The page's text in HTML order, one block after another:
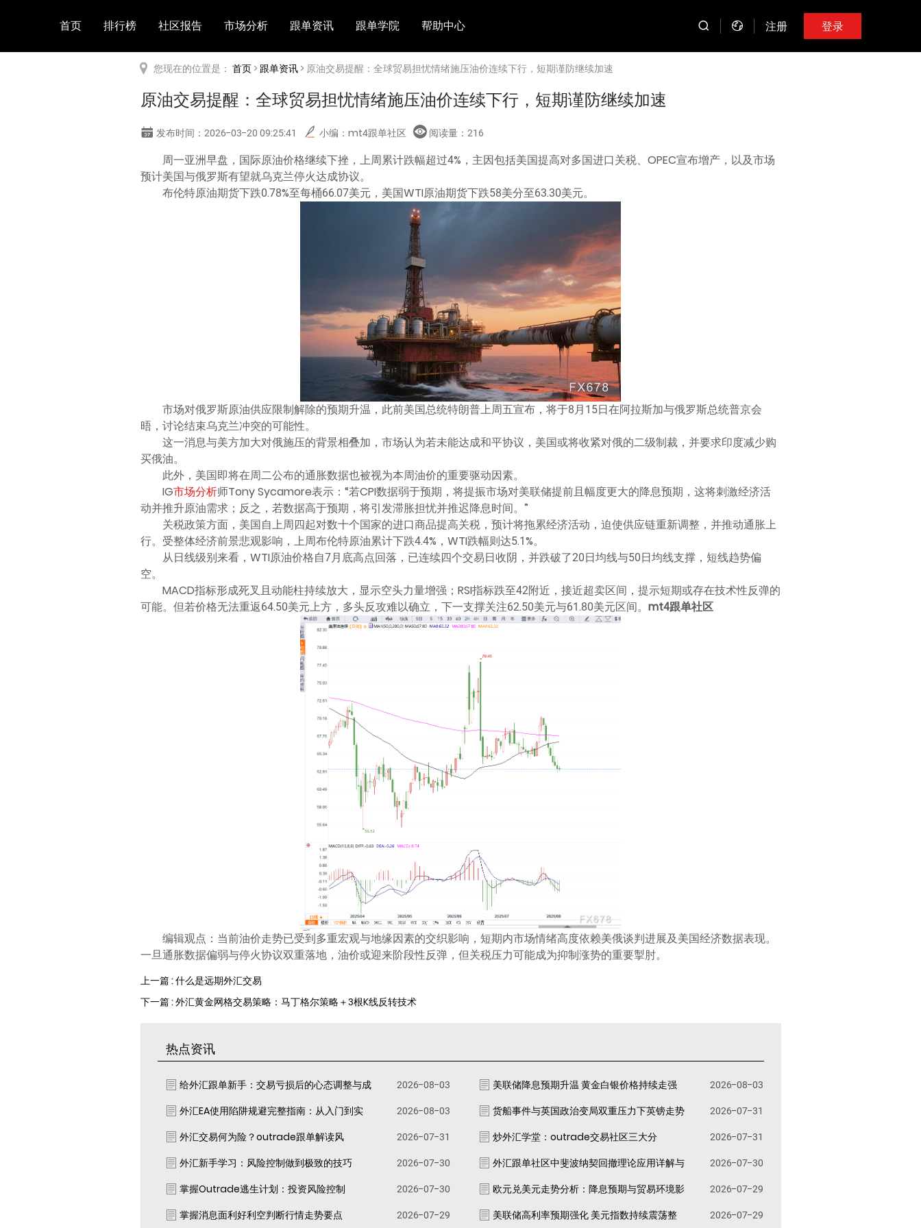
首页 排行榜 社区报告 市场分析 跟单资讯 跟单学院 帮助中心 注册 登录
您现在的位置是： 首页>跟单资讯> 原油交易提醒：全球贸易担忧情绪施压油价连续下行，短期谨防继续加速
原油交易提醒：全球贸易担忧情绪施压油价连续下行，短期谨防继续加速
发布时间：2026-03-20 09:25:41 小编：mt4跟单社区 阅读量： 216
周一亚洲早盘，国际原油价格继续下挫，上周累计跌幅超过4%，主因包括美国提高对多国进口关税、OPEC宣布增产，以及市场
预计美国与俄罗斯有望就乌克兰停火达成协议。
布伦特原油期货下跌0.78%至每桶66.07美元，美国WTI原油期货下跌58美分至63.30美元。
市场对俄罗斯原油供应限制解除的预期升温，此前美国总统特朗普上周五宣布，将于8月15日在阿拉斯加与俄罗斯总统普京会
晤，讨论结束乌克兰冲突的可能性。
这一消息与美方加大对俄施压的背景相叠加，市场认为若未能达成和平协议，美国或将收紧对俄的二级制裁，并要求印度减少购
买俄油。
此外，美国即将在周二公布的通胀数据也被视为本周油价的重要驱动因素。
IG市场分析师Tony Sycamore表示：“若CPI数据弱于预期，将提振市场对美联储提前且幅度更大的降息预期，这将刺激经济活
动并推升原油需求；反之，若数据高于预期，将引发滞胀担忧并推迟降息时间。”
关税政策方面，美国自上周四起对数十个国家的进口商品提高关税，预计将拖累经济活动，迫使供应链重新调整，并推动通胀上
行。受整体经济前景悲观影响，上周布伦特原油累计下跌4.4%，WTI跌幅则达5.1%。
从日线级别来看，WTI原油价格自7月底高点回落，已连续四个交易日收阴，并跌破了20日均线与50日均线支撑，短线趋势偏
空。
MACD指标形成死叉且动能柱持续放大，显示空头力量增强；RSI指标跌至42附近，接近超卖区间，提示短期或存在技术性反弹的
可能。但若价格无法重返64.50美元上方，多头反攻难以确立，下一支撑关注62.50美元与61.80美元区间。 mt4跟单社区
编辑观点：当前油价走势已受到多重宏观与地缘因素的交织影响，短期内市场情绪高度依赖美俄谈判进展及美国经济数据表现。
一旦通胀数据偏弱与停火协议双重落地，油价或迎来阶段性反弹，但关税压力可能成为抑制涨势的重要掣肘。
上一篇 : 什么是远期外汇交易
下一篇 : 外汇黄金网格交易策略：马丁格尔策略＋3根K线反转技术
热点资讯
给外汇跟单新手：交易亏损后的心态调整与成 2026-08-03 美联储降息预期升温 黄金白银价格持续走强
2026-08-03
外汇EA使用陷阱规避完整指南：从入门到实
2026-08-03 货船事件与英国政治变局双重压力下英镑走势
2026-07-31
外汇交易何为险？outrade跟单解读风
2026-07-31 炒外汇学堂：outrade交易社区三大分
2026-07-31
外汇新手学习：风险控制做到极致的技巧
2026-07-30 外汇跟单社区中斐波纳契回撤理论应用详解与
2026-07-30
掌握Outrade逃生计划：投资风险控制
2026-07-30 欧元兑美元走势分析：降息预期与贸易环境影
2026-07-29
掌握消息面利好利空判断行情走势要点
2026-07-29 美联储高利率预期强化 美元指数持续震荡整 2026-07-29